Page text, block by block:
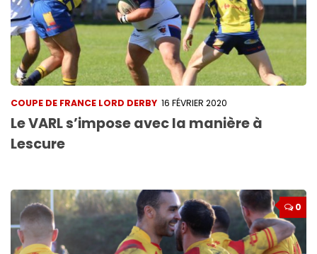
COUPE DE FRANCE LORD DERBY 16 FÉVRIER 2020
Le VARL s’impose avec la manière à
Lescure
0